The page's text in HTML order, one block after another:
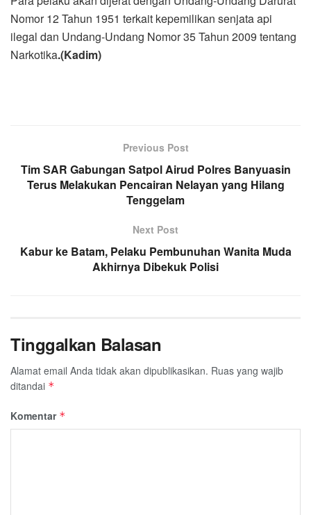
Nomor 12 Tahun 1951 terkait kepemilikan senjata api
ilegal dan Undang-Undang Nomor 35 Tahun 2009 tentang
Narkotika.(Kadim)
Previous Post
Tim SAR Gabungan Satpol Airud Polres Banyuasin
Terus Melakukan Pencairan Nelayan yang Hilang
Tenggelam
Next Post
Kabur ke Batam, Pelaku Pembunuhan Wanita Muda
Akhirnya Dibekuk Polisi
Tinggalkan Balasan
Alamat email Anda tidak akan dipublikasikan. Ruas yang wajib
ditandai *
Komentar *